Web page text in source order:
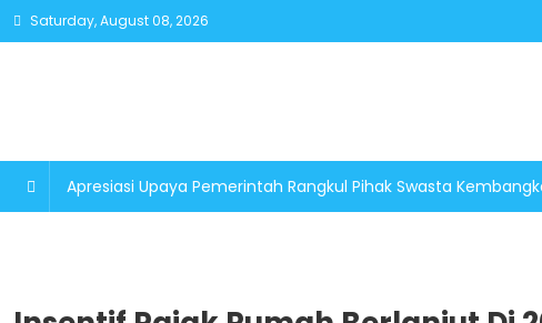
Skip
to
Saturday, August 08, 2026
Apresiasi Upaya Pemerintah Rangkul Pihak Swasta